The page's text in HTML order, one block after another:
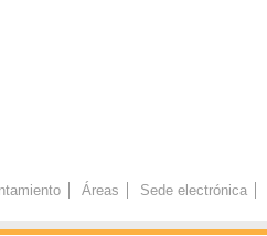
Áreas Sede electrónica